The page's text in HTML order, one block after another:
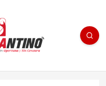
medios/noticias/editorial